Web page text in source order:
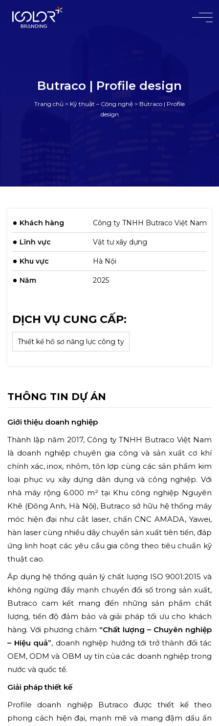
#
Butraco | Profile design
Trang chủ > Kỹ thuật – Công nghệ > Butraco | Profile
design
Khách hàng Công ty TNHH Butraco Việt Nam
Lĩnh vực Vật tư xây dựng
Khu vực Hà Nội
Năm 2025
DỊCH VỤ CUNG CẤP:
Thiết kế hồ sơ năng lực công ty
THÔNG TIN DỰ ÁN
Giới thiệu doanh nghiệp
Thành lập năm 2017, Công ty TNHH Butraco Việt Nam
là doanh nghiệp chuyên gia công và sản xuất cơ khí
chính xác, inox, nhôm, tôn lợp cùng các sản phẩm kim
loại phục vụ xây dựng dân dụng và công nghiệp. Với
nhà máy rộng 6.000 m² tại Khu công nghiệp Nguyên
Khê (Đông Anh, Hà Nội), Butraco sở hữu hệ thống máy
móc hiện đại như cắt laser, chấn CNC AMADA, Yawei,
hàn laser cùng nhiều dây chuyền sản xuất tiên tiến, đáp
ứng linh hoạt các yêu cầu gia công theo tiêu chuẩn kỹ
thuật cao.
Áp dụng hệ thống quản lý chất lượng ISO 9001:2015 và
không ngừng đẩy mạnh chuyển đổi số trong sản xuất,
Butraco cam kết mang đến những sản phẩm chất
lượng, tiến độ đảm bảo và giải pháp tối ưu cho khách
hàng. Với phương châm “Chất lượng – Chuyên nghiệp
– Hiệu quả”, doanh nghiệp hướng tới trở thành đối tác
OEM, ODM và OBM uy tín của các doanh nghiệp trong
nước và quốc tế.
Giải pháp thiết kế
Profile doanh nghiệp Butraco được thiết kế theo
phong cách hiện đại, mạnh mẽ và mang đậm dấu ấn